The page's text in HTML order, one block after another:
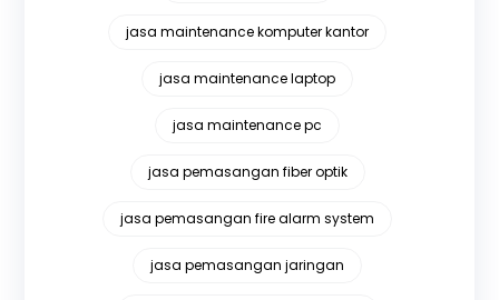
jasa maintenance komputer kantor
jasa maintenance laptop
jasa maintenance pc
jasa pemasangan fiber optik
jasa pemasangan fire alarm system
jasa pemasangan jaringan